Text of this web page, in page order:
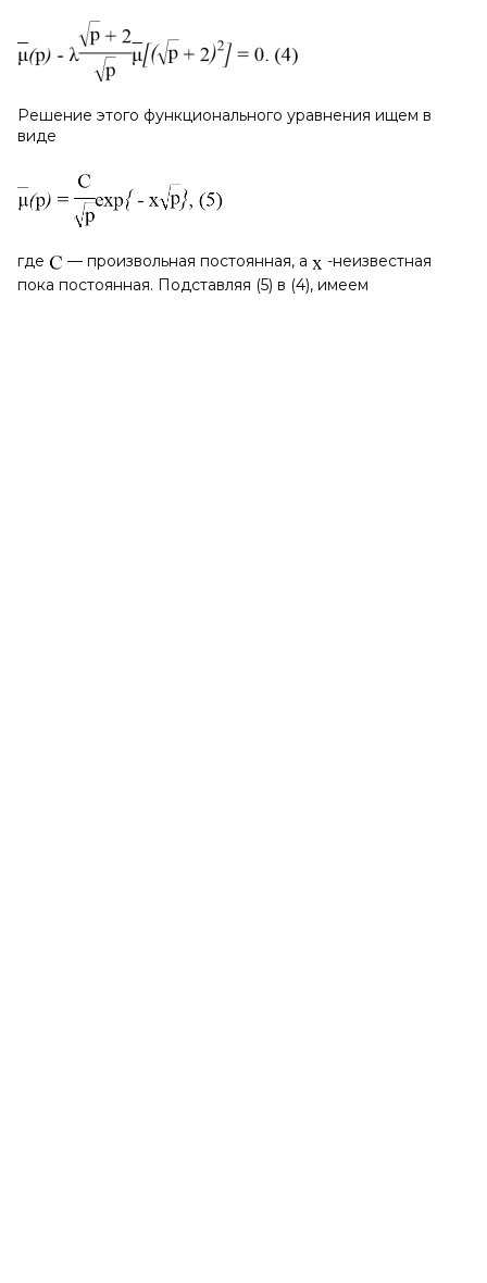
Решение этого функционального уравнения ищем в
виде
где — произвольная постоянная, а
-неизвестная
пока постоянная. Подставляя (5) в (4), имеем